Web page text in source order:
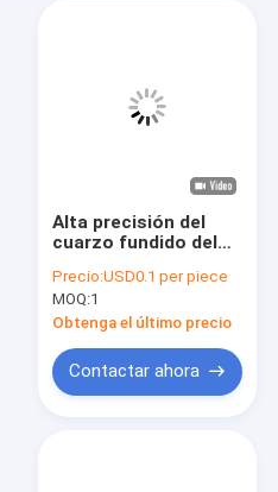
Alta precisión del
cuarzo fundido del
buque claro de la
reacción
Precio:USD0.1 per piece
MOQ:1
Obtenga el último precio
Contactar ahora